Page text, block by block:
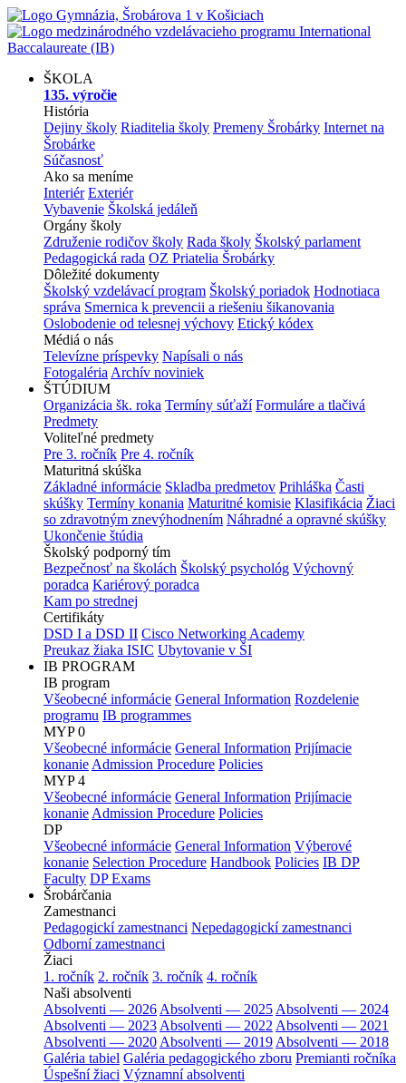
ŠKOLA
135. výročie
História
Dejiny školy Riaditelia školy Premeny Šrobárky Internet na
Šrobárke
Súčasnosť
Ako sa meníme
Interiér Exteriér
Vybavenie Školská jedáleň
Orgány školy
Združenie rodičov školy Rada školy Školský parlament
Pedagogická rada OZ Priatelia Šrobárky
Dôležité dokumenty
Školský vzdelávací program Školský poriadok Hodnotiaca
správa Smernica k prevencii a riešeniu šikanovania
Oslobodenie od telesnej výchovy Etický kódex
Médiá o nás
Televízne príspevky Napísali o nás
Fotogaléria Archív noviniek
ŠTÚDIUM
Organizácia šk. roka Termíny súťaží Formuláre a tlačivá
Predmety
Voliteľné predmety
Pre 3. ročník Pre 4. ročník
Maturitná skúška
Základné informácie Skladba predmetov Prihláška Časti
skúšky Termíny konania Maturitné komisie Klasifikácia Žiaci
so zdravotným znevýhodnením Náhradné a opravné skúšky
Ukončenie štúdia
Školský podporný tím
Bezpečnosť na školách Školský psychológ Výchovný
poradca Kariérový poradca
Kam po strednej
Certifikáty
DSD I a DSD II Cisco Networking Academy
Preukaz žiaka ISIC Ubytovanie v ŠI
IB PROGRAM
IB program
Všeobecné informácie General Information Rozdelenie
programu IB programmes
MYP 0
Všeobecné informácie General Information Prijímacie
konanie Admission Procedure Policies
MYP 4
Všeobecné informácie General Information Prijímacie
konanie Admission Procedure Policies
DP
Všeobecné informácie General Information Výberové
konanie Selection Procedure Handbook Policies IB DP
Faculty DP Exams
Šrobárčania
Zamestnanci
Pedagogickí zamestnanci Nepedagogickí zamestnanci
Odborní zamestnanci
Žiaci
1. ročník 2. ročník 3. ročník 4. ročník
Naši absolventi
Absolventi — 2026 Absolventi — 2025 Absolventi — 2024
Absolventi — 2023 Absolventi — 2022 Absolventi — 2021
Absolventi — 2020 Absolventi — 2019 Absolventi — 2018
Galéria tabiel Galéria pedagogického zboru Premianti ročníka
Úspešní žiaci Významní absolventi